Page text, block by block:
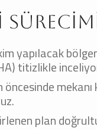
yapılacak
titizlikle
öncesinde
plan